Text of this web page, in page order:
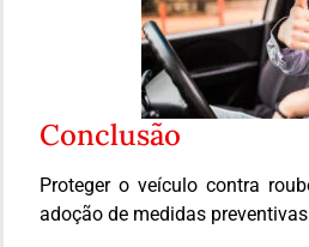
Conclusão
Proteger o veículo contra
adoção de medidas